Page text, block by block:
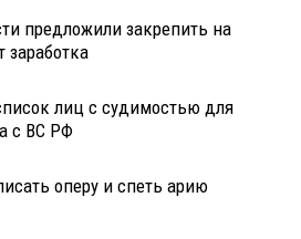
предложили закрепить на
заработка
лиц с судимостью для
с ВС РФ
оперу и спеть арию